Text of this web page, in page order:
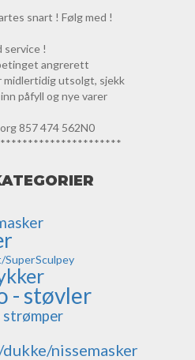
snart ! Følg med !
service !
angrerett
midlertidig utsolgt, sjekk
påfyll og nye varer
857 474 562N0
- støvler
strømper
nissemasker